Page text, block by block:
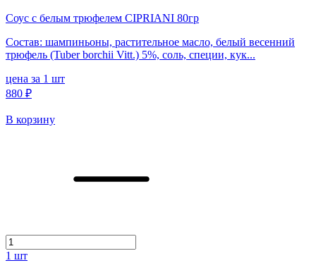
Соус с белым трюфелем CIPRIANI 80гр
Состав: шампиньоны, растительное масло, белый весенний
трюфель (Tuber borchii Vitt.) 5%, соль, специи, кук...
цена за 1 шт
880 ₽
В корзину
1 шт